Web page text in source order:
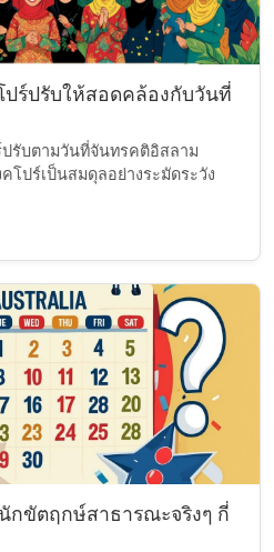
ร์ปรับให้สอดคล้องกับวันที่
รับตามวันที่จันทรคติอิสลาม
โปร์เป็นสมดุลอย่างระมัดระวัง
กขัตฤกษ์สาธารณะจริงๆ กี่